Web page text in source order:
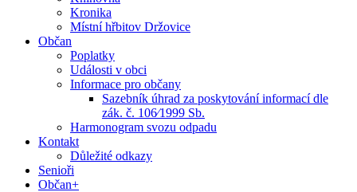
Kronika
Místní hřbitov Držovice
Občan
Poplatky
Události v obci
Informace pro občany
Sazebník úhrad za poskytování informací dle
zák. č. 106⁄1999 Sb.
Harmonogram svozu odpadu
Kontakt
Důležité odkazy
Senioři
Občan+